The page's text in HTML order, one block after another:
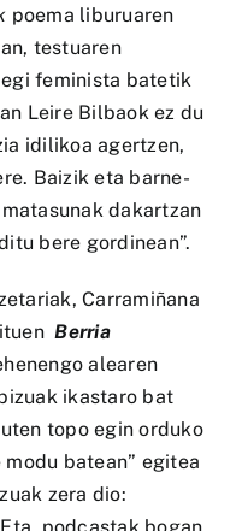
poema liburuaren
testuaren
feminista batetik
Leire Bilbaok ez du
idilikoa agertzen,
Baizik eta barne-
dakartzan
bere gordinean”.
Carramiñana
Berria
alearen
ikastaro bat
topo egin orduko
batean” egitea
zera dio: